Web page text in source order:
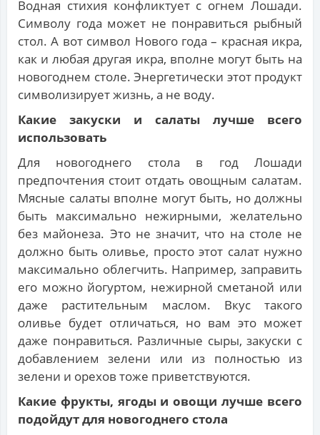
Водная стихия конфликтует с огнем Лошади.
Символу года может не понравиться рыбный
стол. А вот символ Нового года – красная икра,
как и любая другая икра, вполне могут быть на
новогоднем столе. Энергетически этот продукт
символизирует жизнь, а не воду.
Какие закуски и салаты лучше всего
использовать
Для новогоднего стола в год Лошади
предпочтения стоит отдать овощным салатам.
Мясные салаты вполне могут быть, но должны
быть максимально нежирными, желательно
без майонеза. Это не значит, что на столе не
должно быть оливье, просто этот салат нужно
максимально облегчить. Например, заправить
его можно йогуртом, нежирной сметаной или
даже растительным маслом. Вкус такого
оливье будет отличаться, но вам это может
даже понравиться. Различные сыры, закуски с
добавлением зелени или из полностью из
зелени и орехов тоже приветствуются.
Какие фрукты, ягоды и овощи лучше всего
подойдут для новогоднего стола